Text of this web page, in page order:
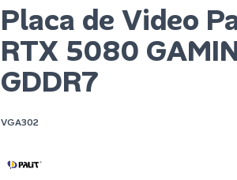
Placa de Video
RTX 5080
GDDR7
VGA302